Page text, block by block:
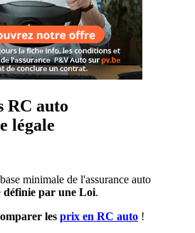
RC auto
légale
minimale de l'assurance auto
définie par une Loi.
les prix en RC auto !